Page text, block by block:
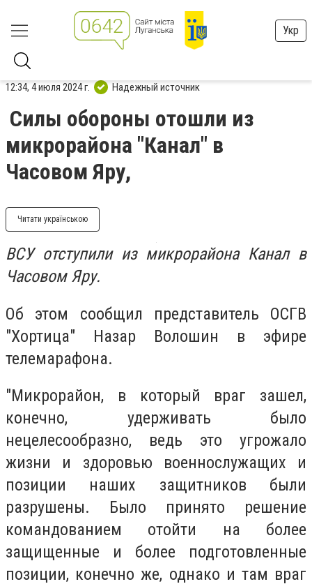
Укр
12:34, 4 июля 2024 г. Надежный источник
Силы обороны отошли из
микрорайона "Канал" в
Часовом Яру,
Читати українською
ВСУ отступили из микрорайона Канал в
Часовом Яру.
Об этом сообщил представитель ОСГВ
"Хортица" Назар Волошин в эфире
телемарафона.
"Микрорайон, в который враг зашел,
конечно, удерживать было
нецелесообразно, ведь это угрожало
жизни и здоровью военнослужащих и
позиции наших защитников были
разрушены. Было принято решение
командованием отойти на более
защищенные и более подготовленные
позиции, конечно же, однако и там враг